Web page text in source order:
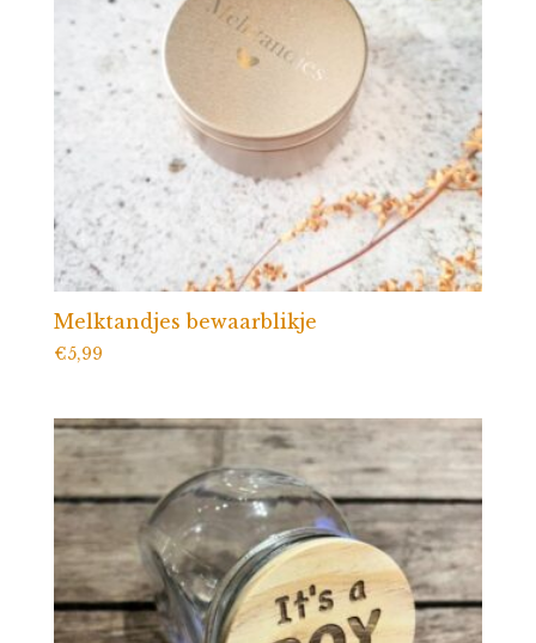
Melktandjes bewaarblikje
€5,99